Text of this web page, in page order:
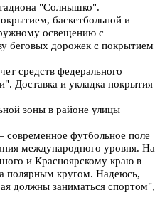
"Солнышко".
баскетбольной и
освещению с
беговых дорожек с покрытием
средств федерального
Доставка и укладка покрытия
зоны в районе улицы
современное футбольное поле
международного уровня. На
и Красноярскому краю в
полярным кругом. Надеюсь,
должны заниматься спортом",